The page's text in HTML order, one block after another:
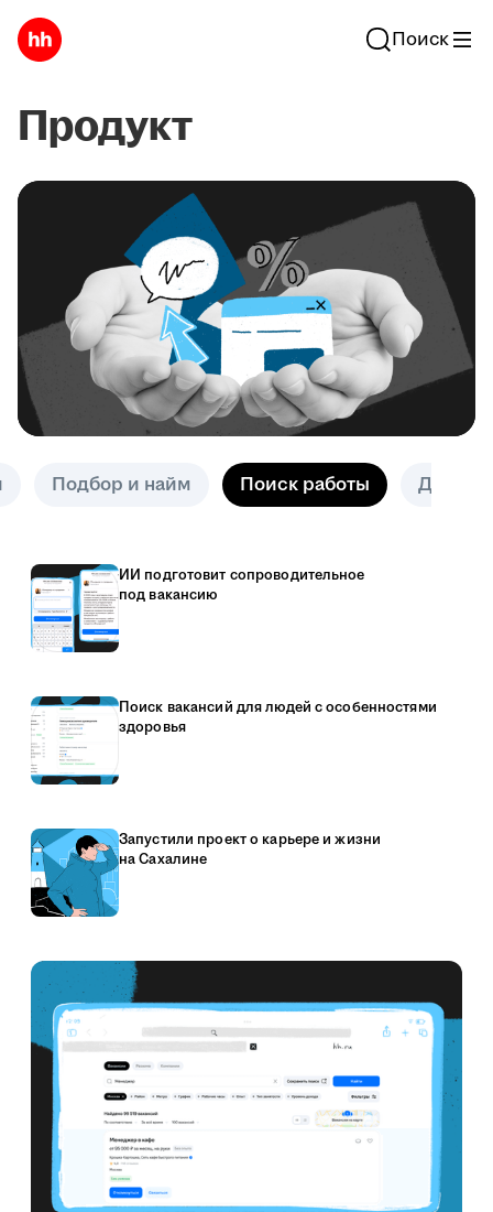
Поиск
Продукт
Подбор и найм Поиск работы Другое
ИИ подготовит сопроводительное
под вакансию
Поиск вакансий для людей с особенностями
здоровья
Запустили проект о карьере и жизни
на Сахалине